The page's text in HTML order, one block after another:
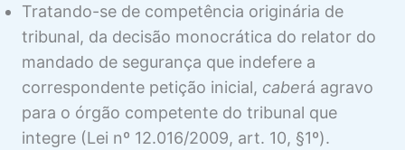
Tratando-se de competência originária de
tribunal, da decisão monocrática do relator do
mandado de segurança que indefere a
correspondente petição inicial, caberá agravo
para o órgão competente do tribunal que
integre (Lei nº 12.016/2009, art. 10, §1º).